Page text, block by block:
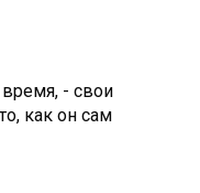
- свои
как он сам